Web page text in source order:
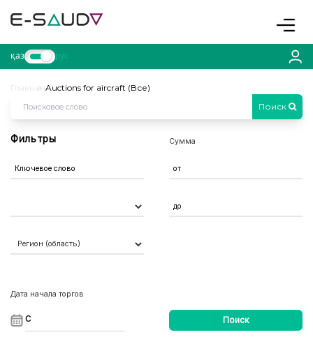
қаз рус
Главная Auctions for aircraft (Все)
Поиск
Фильтры Сумма
Дата начала торгов
Поиск